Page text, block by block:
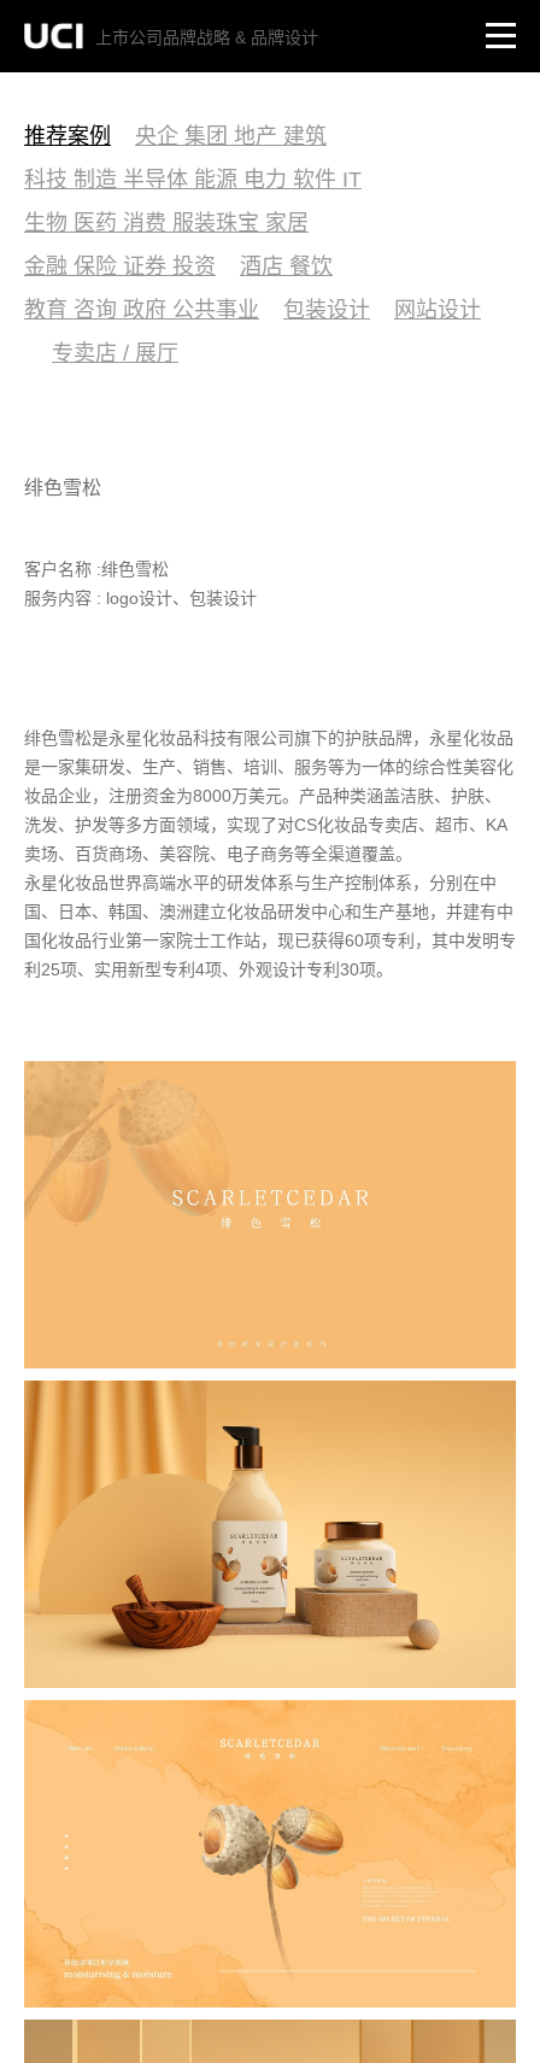
上市公司品牌战略 & 品牌设计
推荐案例
央企 集团 地产 建筑
科技 制造 半导体 能源 电力 软件 IT
生物 医药 消费 服装珠宝 家居
金融 保险 证券 投资
酒店 餐饮
教育 咨询 政府 公共事业
包装设计
网站设计
专卖店 / 展厅
绯色雪松
客户名称 :绯色雪松
服务内容 : logo设计、包装设计
绯色雪松是永星化妆品科技有限公司旗下的护肤品牌，永星化妆品
是一家集研发、生产、销售、培训、服务等为一体的综合性美容化
妆品企业，注册资金为8000万美元。产品种类涵盖洁肤、护肤、
洗发、护发等多方面领域，实现了对CS化妆品专卖店、超市、KA
卖场、百货商场、美容院、电子商务等全渠道覆盖。
永星化妆品世界高端水平的研发体系与生产控制体系，分别在中
国、日本、韩国、澳洲建立化妆品研发中心和生产基地，并建有中
国化妆品行业第一家院士工作站，现已获得60项专利，其中发明专
利25项、实用新型专利4项、外观设计专利30项。